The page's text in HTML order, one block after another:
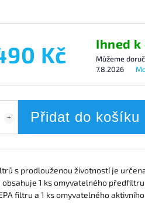
Kč Ihned
Můžeme
7.8.2026
Přidat do košíku
s prodlouženou životností je
obsahuje 1 ks omyvatelného
filtru a 1 ks omyvatelného